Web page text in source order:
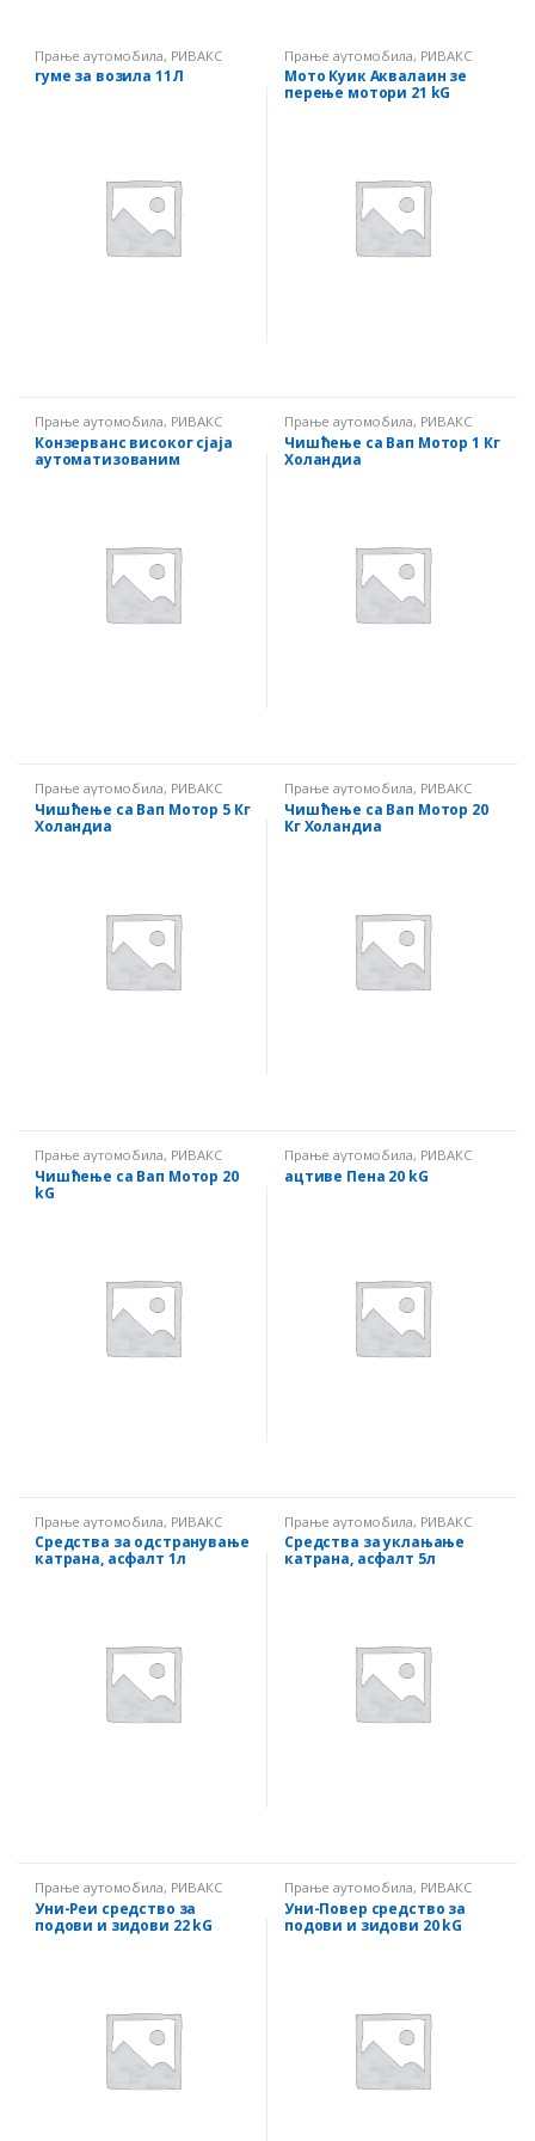
Прање аутомобила, РИВАКС
гуме за возила 11Л
Прање аутомобила, РИВАКС
Мото Куик Аквалаин зе
перење мотори 21 kG
Прање аутомобила, РИВАКС
Конзерванс високог сјаја
аутоматизованим
Прање аутомобила, РИВАКС
Чишћење са Вап Мотор 1 Кг
Холандиа
Прање аутомобила, РИВАКС
Чишћење са Вап Мотор 5 Кг
Холандиа
Прање аутомобила, РИВАКС
Чишћење са Вап Мотор 20
Кг Холандиа
Прање аутомобила, РИВАКС
Чишћење са Вап Мотор 20
kG
Прање аутомобила, РИВАКС
ацтиве Пена 20 kG
Прање аутомобила, РИВАКС
Средства за одстранување
катрана, асфалт 1л
Прање аутомобила, РИВАКС
Средства за уклањање
катрана, асфалт 5л
Прање аутомобила, РИВАКС
Уни-Реи средство за
подови и зидови 22 kG
Прање аутомобила, РИВАКС
Уни-Повер средство за
подови и зидови 20 kG